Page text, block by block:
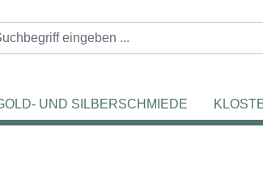
UND SILBERSCHMIEDE